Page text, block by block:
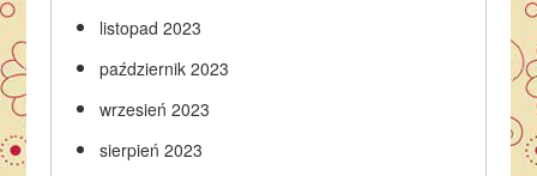
listopad 2023
październik 2023
wrzesień 2023
sierpień 2023